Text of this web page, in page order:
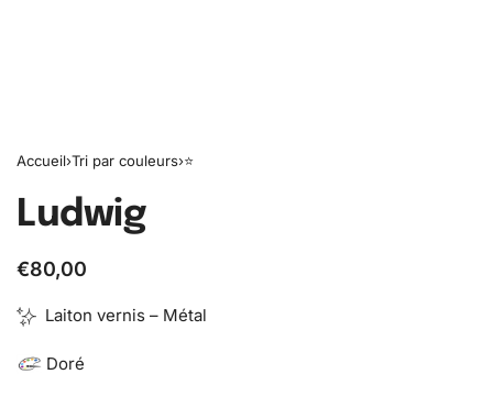
Accueil›Tri par couleurs›⭐️
Ludwig
€80,00
Laiton vernis – Métal
Doré